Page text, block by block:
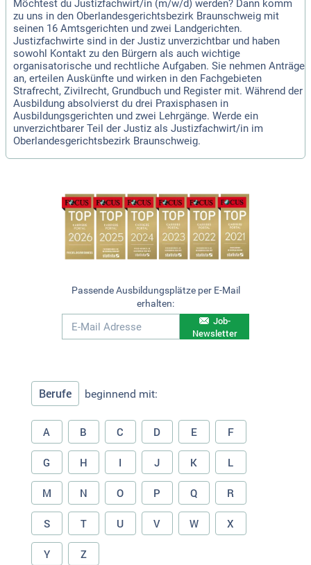
Möchtest du Justizfachwirt/in (m/w/d) werden? Dann komm
zu uns in den Oberlandesgerichtsbezirk Braunschweig mit
seinen 16 Amtsgerichten und zwei Landgerichten.
Justizfachwirte sind in der Justiz unverzichtbar und haben
sowohl Kontakt zu den Bürgern als auch wichtige
organisatorische und rechtliche Aufgaben. Sie nehmen Anträge
an, erteilen Auskünfte und wirken in den Fachgebieten
Strafrecht, Zivilrecht, Grundbuch und Register mit. Während der
Ausbildung absolvierst du drei Praxisphasen in
Ausbildungsgerichten und zwei Lehrgänge. Werde ein
unverzichtbarer Teil der Justiz als Justizfachwirt/in im
Oberlandesgerichtsbezirk Braunschweig.
Passende Ausbildungsplätze per E-Mail
erhalten:
Job-
Newsletter
Berufe beginnend mit:
A B C D E F
G H I J K L
M N O P Q R
S T U V W X
Y Z